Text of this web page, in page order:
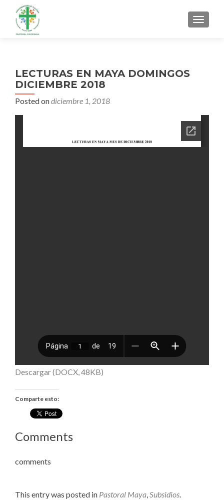
MENU
LECTURAS EN MAYA DOMINGOS
DICIEMBRE 2018
Posted ondiciembre 1, 2018
Descargar (DOCX, 48KB)
Comparte esto:
Comments
comments
This entry was posted in Pastoral Maya,Subsidios.